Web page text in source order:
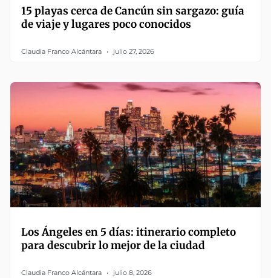
15 playas cerca de Cancún sin sargazo: guía
de viaje y lugares poco conocidos
Claudia Franco Alcántara julio 27, 2026
Los Ángeles en 5 días: itinerario completo
para descubrir lo mejor de la ciudad
Claudia Franco Alcántara julio 8, 2026